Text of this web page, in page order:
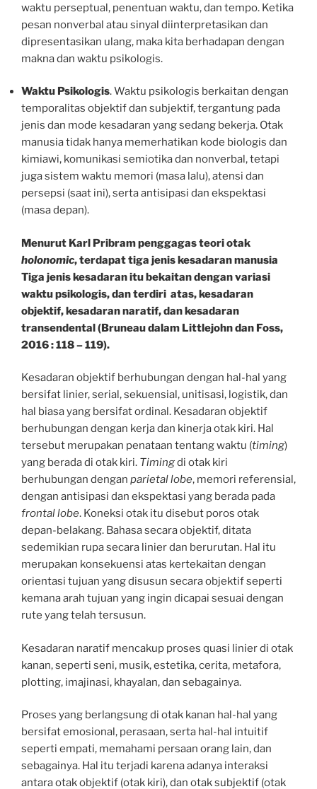
waktu perseptual, penentuan waktu, dan tempo. Ketika
pesan nonverbal atau sinyal diinterpretasikan dan
dipresentasikan ulang, maka kita berhadapan dengan
makna dan waktu psikologis.
Waktu Psikologis. Waktu psikologis berkaitan dengan
temporalitas objektif dan subjektif, tergantung pada
jenis dan mode kesadaran yang sedang bekerja. Otak
manusia tidak hanya memerhatikan kode biologis dan
kimiawi, komunikasi semiotika dan nonverbal, tetapi
juga sistem waktu memori (masa lalu), atensi dan
persepsi (saat ini), serta antisipasi dan ekspektasi
(masa depan).
Menurut Karl Pribram penggagas teori otak
holonomic, terdapat tiga jenis kesadaran manusia
Tiga jenis kesadaran itu bekaitan dengan variasi
waktu psikologis, dan terdiri atas, kesadaran
objektif, kesadaran naratif, dan kesadaran
transendental (Bruneau dalam Littlejohn dan Foss,
2016 : 118 – 119).
Kesadaran objektif berhubungan dengan hal-hal yang
bersifat linier, serial, sekuensial, unitisasi, logistik, dan
hal biasa yang bersifat ordinal. Kesadaran objektif
berhubungan dengan kerja dan kinerja otak kiri. Hal
tersebut merupakan penataan tentang waktu (timing)
yang berada di otak kiri. Timingdi otak kiri
berhubungan dengan parietal lobe, memori referensial,
dengan antisipasi dan ekspektasi yang berada pada
frontal lobe. Koneksi otak itu disebut poros otak
depan-belakang. Bahasa secara objektif, ditata
sedemikian rupa secara linier dan berurutan. Hal itu
merupakan konsekuensi atas kertekaitan dengan
orientasi tujuan yang disusun secara objektif seperti
kemana arah tujuan yang ingin dicapai sesuai dengan
rute yang telah tersusun.
Kesadaran naratif mencakup proses quasi linier di otak
kanan, seperti seni, musik, estetika, cerita, metafora,
plotting, imajinasi, khayalan, dan sebagainya.
Proses yang berlangsung di otak kanan hal-hal yang
bersifat emosional, perasaan, serta hal-hal intuitif
seperti empati, memahami persaan orang lain, dan
sebagainya. Hal itu terjadi karena adanya interaksi
antara otak objektif (otak kiri), dan otak subjektif (otak